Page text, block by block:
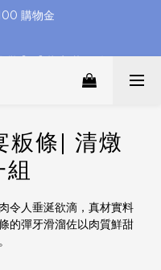
🍜 】【 指定滿 8 件 再
🍜 】【 指定滿 8 件 再
】【滿 $2280 再折 ＄88】
購物金
粄條| 清燉
令⼈垂涎欲滴，真材實料
的彈⽛滑溜佐以肉質鮮甜